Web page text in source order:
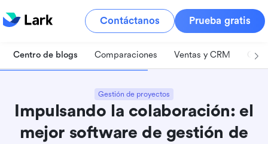
Contáctanos Prueba gratis
Centro de blogs Comparaciones Ventas y CRM
Gestión de proyectos
Impulsando la colaboración: el
mejor software de gestión de